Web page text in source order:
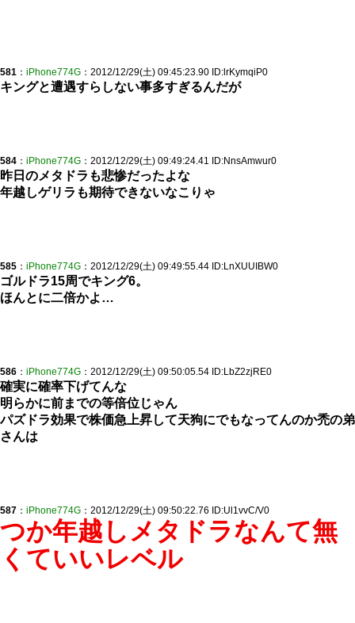
581 ： iPhone774G ：2012/12/29(土) 09:45:23.90 ID:lrKymqiP0
キングと遭遇すらしない事多すぎるんだが
584 ： iPhone774G ：2012/12/29(土) 09:49:24.41 ID:NnsAmwur0
昨日のメタドラも悲惨だったよな
年越しゲリラも期待できないなこりゃ
585 ： iPhone774G ：2012/12/29(土) 09:49:55.44 ID:LnXUUIBW0
ゴルドラ15周でキング6。
ほんとに二倍かよ…
586 ： iPhone774G ：2012/12/29(土) 09:50:05.54 ID:LbZ2zjRE0
確実に確率下げてんな
明らかに前までの等倍位じゃん
パズドラ効果で株価急上昇して天狗にでもなってんのか禿の弟
さんは
587 ： iPhone774G ：2012/12/29(土) 09:50:22.76 ID:Ul1vvC/V0
つか年越しメタドラなんて無
くていいレベル